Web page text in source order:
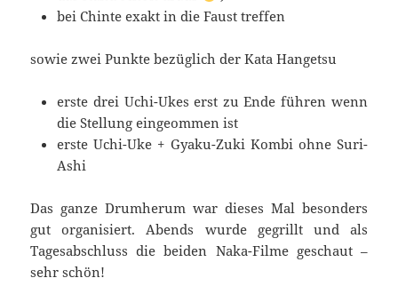
bei Chinte exakt in die Faust treffen
sowie zwei Punkte bezüglich der Kata Hangetsu
erste drei Uchi-Ukes erst zu Ende führen wenn
die Stellung eingeommen ist
erste Uchi-Uke + Gyaku-Zuki Kombi ohne Suri-
Ashi
Das ganze Drumherum war dieses Mal besonders
gut organisiert. Abends wurde gegrillt und als
Tagesabschluss die beiden Naka-Filme geschaut –
sehr schön!